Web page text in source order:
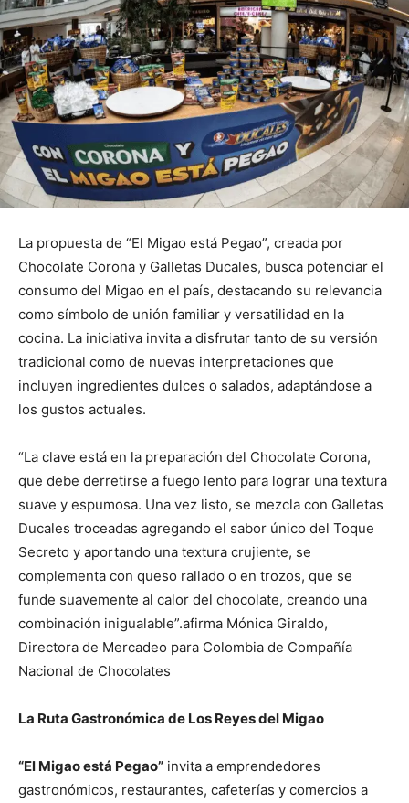
La propuesta de “El Migao está Pegao”, creada por
Chocolate Corona y Galletas Ducales, busca potenciar el
consumo del Migao en el país, destacando su relevancia
como símbolo de unión familiar y versatilidad en la
cocina. La iniciativa invita a disfrutar tanto de su versión
tradicional como de nuevas interpretaciones que
incluyen ingredientes dulces o salados, adaptándose a
los gustos actuales.
“La clave está en la preparación del Chocolate Corona,
que debe derretirse a fuego lento para lograr una textura
suave y espumosa. Una vez listo, se mezcla con Galletas
Ducales troceadas agregando el sabor único del Toque
Secreto y aportando una textura crujiente, se
complementa con queso rallado o en trozos, que se
funde suavemente al calor del chocolate, creando una
combinación inigualable”.afirma Mónica Giraldo,
Directora de Mercadeo para Colombia de Compañía
Nacional de Chocolates
La Ruta Gastronómica de Los Reyes del Migao
“El Migao está Pegao” invita a emprendedores
gastronómicos, restaurantes, cafeterías y comercios a